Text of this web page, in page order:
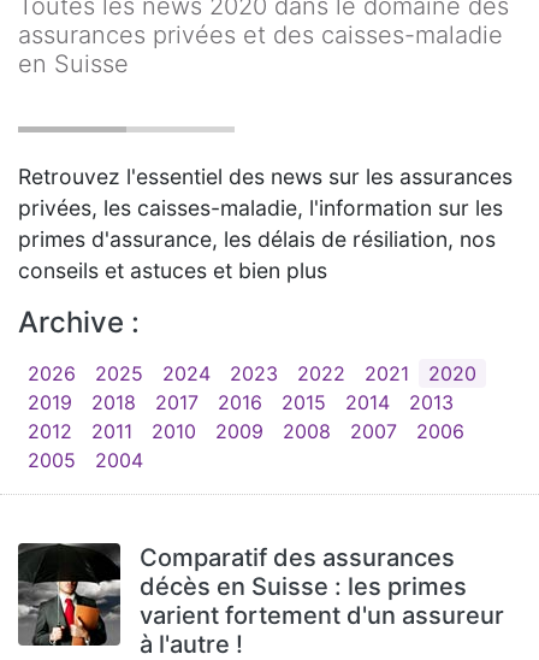
Toutes les news 2020 dans le domaine des
assurances privées et des caisses-maladie
en Suisse
Retrouvez l'essentiel des news sur les assurances
privées, les caisses-maladie, l'information sur les
primes d'assurance, les délais de résiliation, nos
conseils et astuces et bien plus
Archive :
2026 2025 2024 2023 2022 2021
2020
2019
2018 2017 2016 2015 2014
2013
2012
2011 2010 2009 2008 2007
2006
2005
2004
Comparatif des assurances
décès en Suisse : les primes
varient fortement d'un assureur
à l'autre !